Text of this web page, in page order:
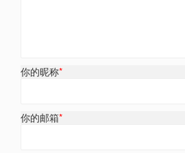
你的昵称*
你的邮箱*